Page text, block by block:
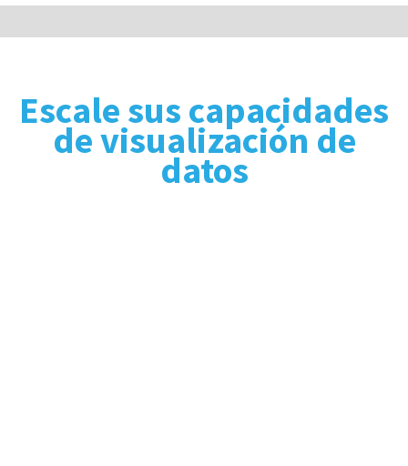
Escale sus capacidades
de visualización de
datos